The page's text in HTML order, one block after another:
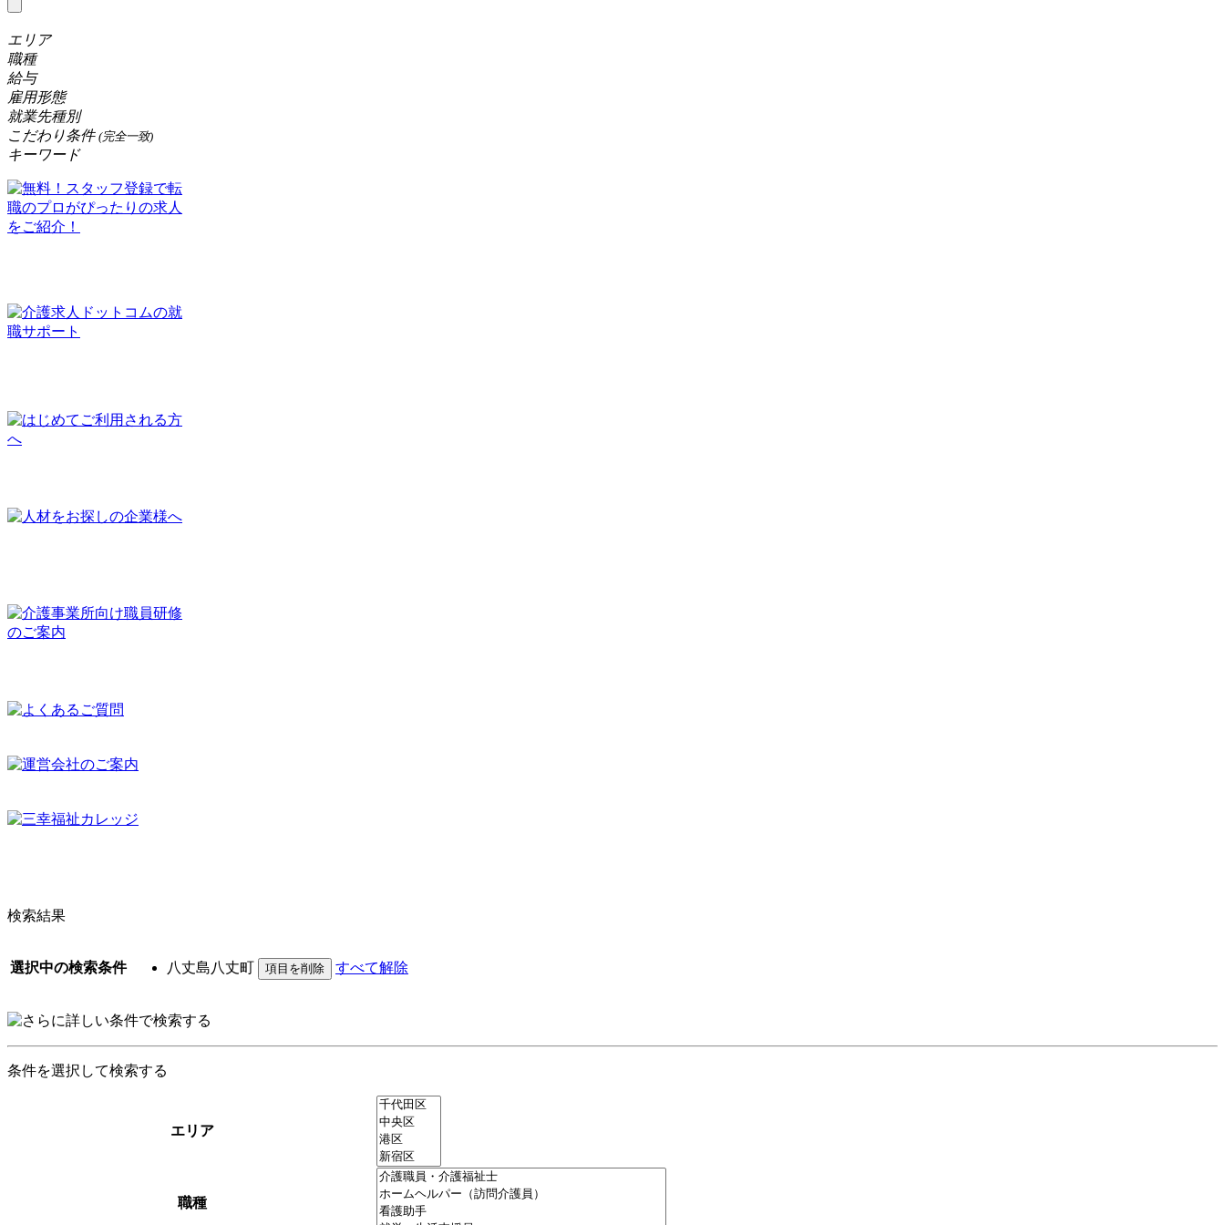
エリア
職種
給与
雇用形態
就業先種別
こだわり条件 (完全一致)
キーワード
検索結果
選択中の検索条件 八丈島八丈町 すべて解除
条件を選択して検索する
エリア
職種